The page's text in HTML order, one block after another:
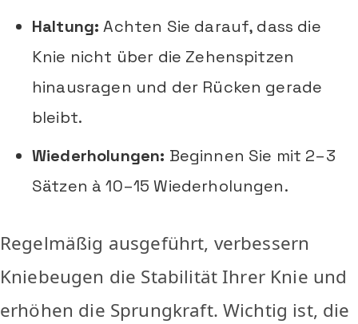
Haltung: Achten Sie darauf, dass die
Knie nicht über die Zehenspitzen
hinausragen und der Rücken gerade
bleibt.
Wiederholungen: Beginnen Sie mit 2–3
Sätzen à 10–15 Wiederholungen.
Regelmäßig ausgeführt, verbessern
Kniebeugen die Stabilität Ihrer Knie und
erhöhen die Sprungkraft. Wichtig ist, die